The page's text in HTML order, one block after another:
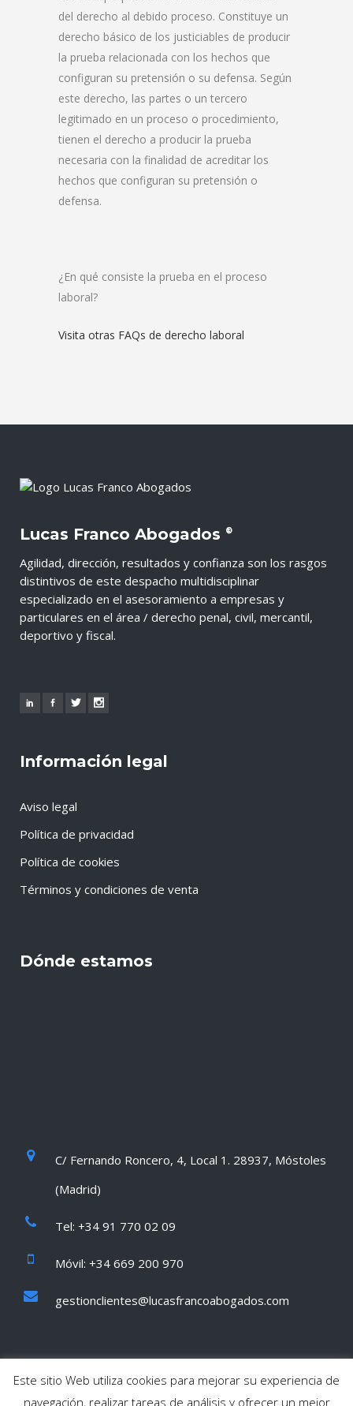
del derecho al debido proceso. Constituye un
derecho básico de los justiciables de producir
la prueba relacionada con los hechos que
configuran su pretensión o su defensa. Según
este derecho, las partes o un tercero
legitimado en un proceso o procedimiento,
tienen el derecho a producir la prueba
necesaria con la finalidad de acreditar los
hechos que configuran su pretensión o
defensa.
¿En qué consiste la prueba en el proceso
laboral?
Visita otras FAQs de derecho laboral
Lucas Franco Abogados ®
Agilidad, dirección, resultados y confianza son los rasgos
distintivos de este despacho multidisciplinar
especializado en el asesoramiento a empresas y
particulares en el área / derecho penal, civil, mercantil,
deportivo y fiscal.
Información legal
Aviso legal
Política de privacidad
Política de cookies
Términos y condiciones de venta
Dónde estamos
C/ Fernando Roncero, 4, Local 1. 28937, Móstoles
(Madrid)
Tel: +34 91 770 02 09
Móvil: +34 669 200 970
gestionclientes@lucasfrancoabogados.com
Este sitio Web utiliza cookies para mejorar su experiencia de
navegación, realizar tareas de análisis y ofrecer un mejor